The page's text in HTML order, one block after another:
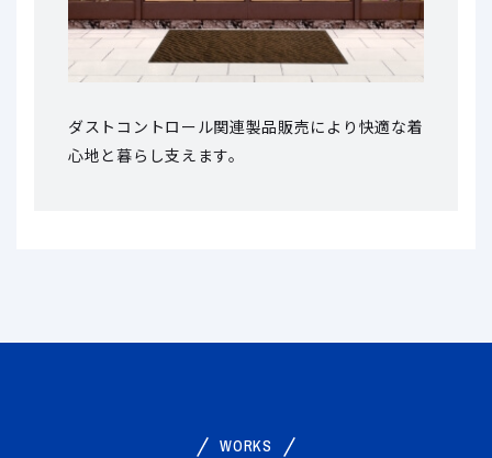
ダストコントロール関連製品販売により 快適な着
心地と暮らし支えます。
WORKS